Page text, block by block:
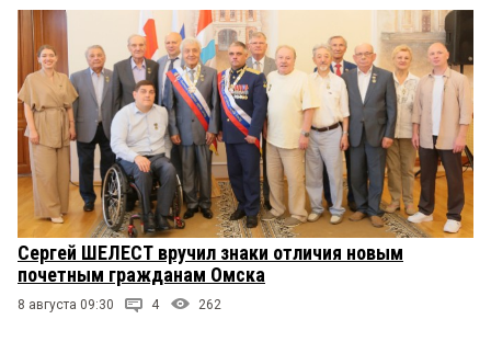
Сергей ШЕЛЕСТ вручил знаки отличия новым
почетным гражданам Омска
8 августа 09:30 4 262